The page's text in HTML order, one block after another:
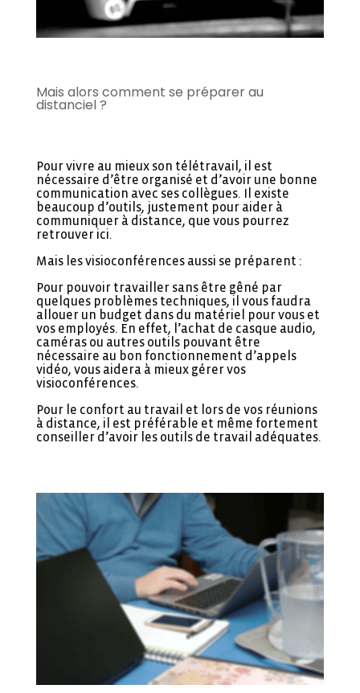
Mais alors comment se préparer au
distanciel?
Pour vivre au mieux son télétravail, il est
nécessaire d’être organisé et d’avoir une bonne
communication avec ses collègues. Il existe
beaucoup d’outils, justement pour aider à
communiquer à distance, que vous pourrez
retrouver ici.
Mais les visioconférences aussi se préparent :
Pour pouvoir travailler sans être gêné par
quelques problèmes techniques, il vous faudra
allouer un budget dans du matériel pour vous et
vos employés. En effet, l’achat de casque audio,
caméras ou autres outils pouvant être
nécessaire au bon fonctionnement d’appels
vidéo, vous aidera à mieux gérer vos
visioconférences.
Pour le confort au travail et lors de vos réunions
à distance, il est préférable et même fortement
conseiller d’avoir les outils de travail adéquates.